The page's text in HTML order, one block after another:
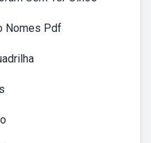
Nomes Pdf